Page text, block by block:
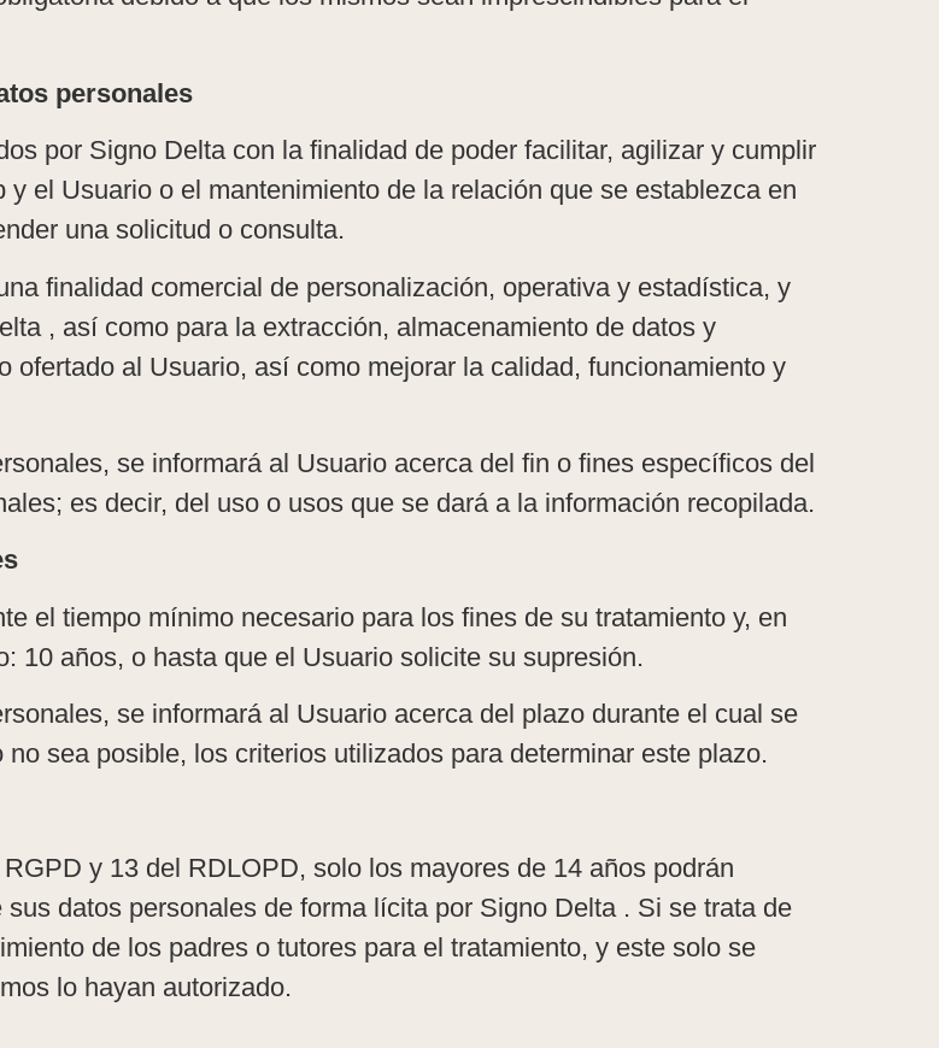
personales
por Signo Delta con la finalidad de poder facilitar, agilizar y cumplir
el Usuario o el mantenimiento de la relación que se establezca en
una solicitud o consulta.
finalidad comercial de personalización, operativa y estadística, y
, así como para la extracción, almacenamiento de datos y
ofertado al Usuario, así como mejorar la calidad, funcionamiento y
se informará al Usuario acerca del fin o fines específicos del
es decir, del uso o usos que se dará a la información recopilada.
el tiempo mínimo necesario para los fines de su tratamiento y, en
10 años, o hasta que el Usuario solicite su supresión.
se informará al Usuario acerca del plazo durante el cual se
sea posible, los criterios utilizados para determinar este plazo.
y 13 del RDLOPD, solo los mayores de 14 años podrán
datos personales de forma lícita por Signo Delta . Si se trata de
de los padres o tutores para el tratamiento, y este solo se
lo hayan autorizado.